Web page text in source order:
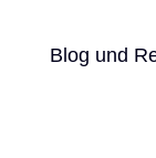
Blog und